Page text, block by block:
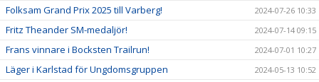
Folksam Grand Prix 2025 till Varberg! 2024-07-26 10:33
Fritz Theander SM-medaljör! 2024-07-14 09:15
Frans vinnare i Bocksten Trailrun! 2024-07-01 10:27
Läger i Karlstad för Ungdomsgruppen 2024-05-13 10:52